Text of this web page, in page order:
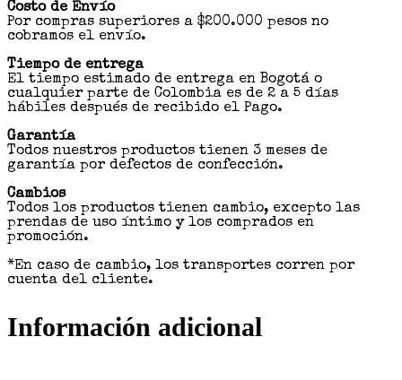
Costo de Envío
Por compras superiores a $200.000 pesos no
cobramos el envío.
Tiempo de entrega
El tiempo estimado de entrega en Bogotá o
cualquier parte de Colombia es de 2 a 5 días
hábiles después de recibido el Pago.
Garantía
Todos nuestros productos tienen 3 meses de
garantía por defectos de confección.
Cambios
Todos los productos tienen cambio, excepto las
prendas de uso íntimo y los comprados en
promoción.
*En caso de cambio, los transportes corren por
cuenta del cliente.
Información adicional